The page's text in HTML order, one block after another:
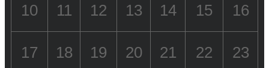
10 11 12 13 14 15 16
17 18 19 20 21 22 23